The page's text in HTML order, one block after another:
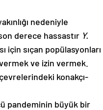
nedeniyle
derece hassastır Y.
için sıçan popülasyonları
ve izin vermek.
konakçı-
pandeminin büyük bir